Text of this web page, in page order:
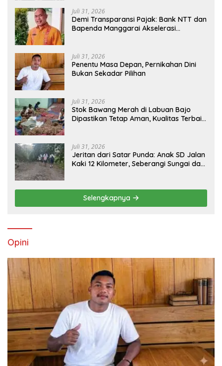
Juli 31, 2026
​Demi Transparansi Pajak: Bank NTT dan
Bapenda Manggarai Akselerasi
Juli 31, 2026
Penentu Masa Depan, Pernikahan Dini
Bukan Sekadar Pilihan
Juli 31, 2026
Stok Bawang Merah di Labuan Bajo
Dipastikan Tetap Aman, Kualitas Terbaik
Juli 31, 2026
Jeritan dari Satar Punda: Anak SD Jalan
Kaki 12 Kilometer, Seberangi Sungai dan
Selengkapnya
Opini